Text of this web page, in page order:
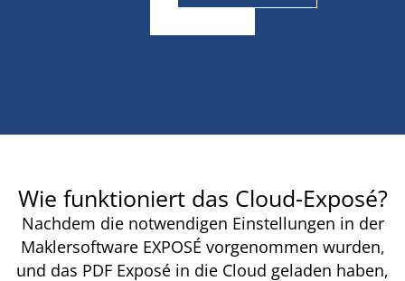
Wie funktioniert das Cloud-Exposé?
Nachdem die notwendigen Einstellungen in der
Maklersoftware EXPOSÉ vorgenommen wurden,
und das PDF Exposé in die Cloud geladen haben,